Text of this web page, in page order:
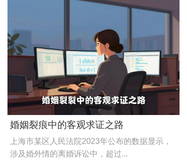
婚姻裂痕中的客观求证之路
上海市某区人民法院2023年公布的数据显示，
涉及婚外情的离婚诉讼中，超过...